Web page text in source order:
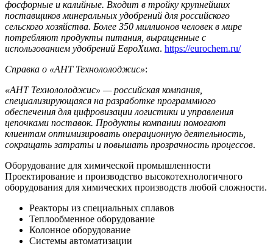
фосфорные и калийные. Входит в тройку крупнейших
поставщиков минеральных удобрений для российского
сельского хозяйства. Более 350 миллионов человек в мире
потребляют продукты питания, выращенные с
использованием удобрений ЕвроХима. https://eurochem.ru/
Справка о «АНТ Технололоджис»:
«АНТ Технололоджис» — российская компания,
специализирующаяся на разработке программного
обеспечения для цифровизации логистики и управления
цепочками поставок. Продукты компании помогают
клиентам оптимизировать операционную деятельность,
сокращать затраты и повышать прозрачность процессов.
Оборудование для химической промышленности
Проектирование и производство высокотехнологичного
оборудования для химических производств любой сложности.
Реакторы из специальных сплавов
Теплообменное оборудование
Колонное оборудование
Системы автоматизации